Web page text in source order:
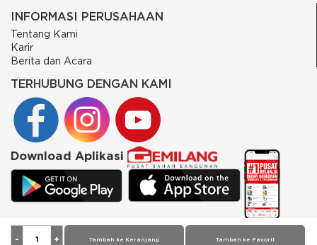
Tambah ke Keranjang Tambah ke Favorit
INFORMASI PERUSAHAAN
Tentang Kami
Karir
Berita dan Acara
TERHUBUNG DENGAN KAMI
Download Aplikasi
© 2026 PT Putra Gemilang Prima. All rights reserved